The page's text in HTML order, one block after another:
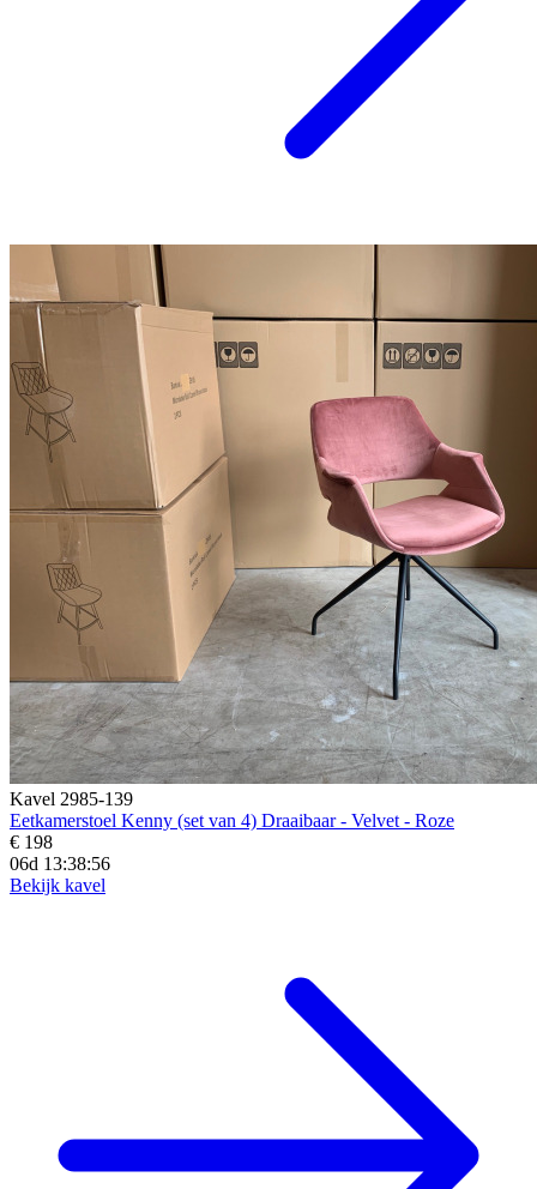
Kavel 2985-139
Eetkamerstoel Kenny (set van 4) Draaibaar - Velvet - Roze
€ 198
06d 13:38:54
Bekijk kavel